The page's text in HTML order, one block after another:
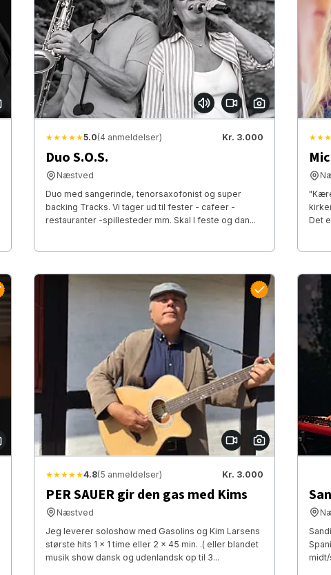
★★★★★5.0(4 anmeldelser) Kr. 3.000
Duo S.O.S.
Næstved
Duo med sangerinde, tenorsaxofonist og super
backing Tracks. Vi tager ud til fester - cafeer -
restauranter -spillesteder mm. Skal I feste og dan...
Det
★★★★★4.8(5 anmeldelser) Kr. 3.000
PER SAUER gir den gas med Kims
Næstved
Jeg leverer soloshow med Gasolins og Kim Larsens
største hits 1 x 1 time eller 2 x 45 min. .( eller blandet
musik show dansk og udenlandsk op til 3...
midt/